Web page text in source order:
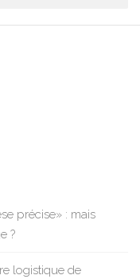
précise» : mais
?
logistique de